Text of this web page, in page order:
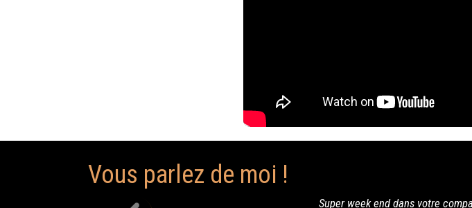
Vous parlez de moi !
Super week end dans votre compagnie !! merci et a très bientôt !!